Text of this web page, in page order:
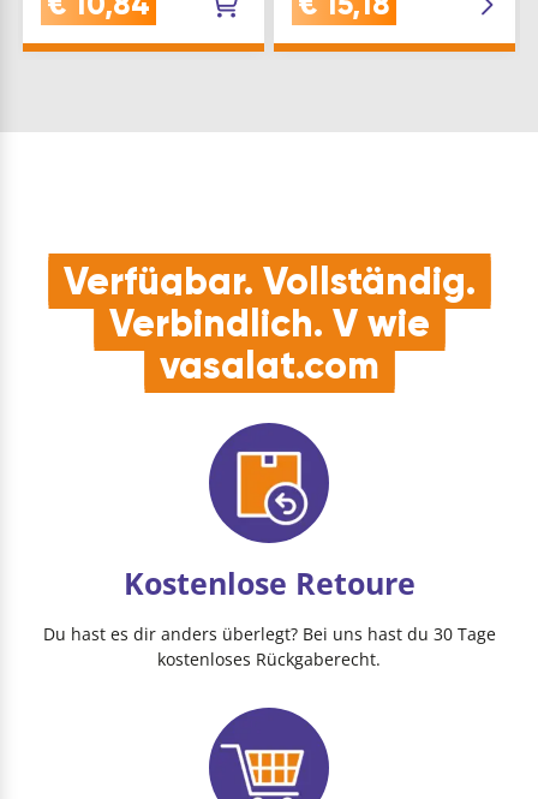
Breite.
kann variieren!
in U-Form und 1000 kg
eine sichere
Verfügbar. Vollständig.
Verbindlich. V wie
vasalat.com
Kostenlose Retoure
Du hast es dir anders überlegt? Bei uns hast du 30 Tage
kostenloses Rückgaberecht.